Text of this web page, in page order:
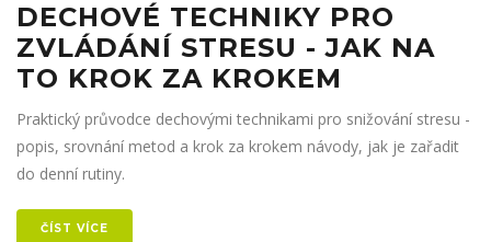
DECHOVÉ TECHNIKY PRO
ZVLÁDÁNÍ STRESU - JAK NA
TO KROK ZA KROKEM
Praktický průvodce dechovými technikami pro snižování stresu -
popis, srovnání metod a krok za krokem návody, jak je zařadit
do denní rutiny.
ČÍST VÍCE